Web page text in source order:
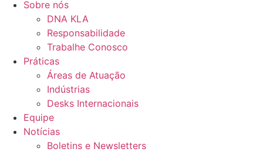
Sobre nós
DNA KLA
Responsabilidade
Trabalhe Conosco
Práticas
Áreas de Atuação
Indústrias
Desks Internacionais
Equipe
Notícias
Boletins e Newsletters